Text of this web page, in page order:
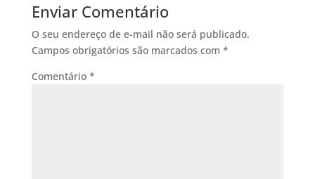
Enviar Comentário
O seu endereço de e-mail não será publicado.
Campos obrigatórios são marcados com *
Comentário *